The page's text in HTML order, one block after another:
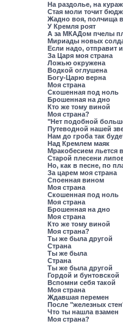
На раздолье, на
Стая моли точит
Жадно воя, полчища
У Кремля роят
А за МКАДом пчелы
Мириады новых
Если надо, отправит
За Царя моя страна
Ложью окружена
Водкой оглушена
Богу-Царю верна
Моя страна
Скошенная под ноль
Брошенная на дно
Кто же тому виной
Моя страна?
"Нет подобной
Путеводной нашей
Нам до гроба так
Над Кремлем маяк
Мракобесием льется
Старой плесени
Но, как в песне, по
За царем моя страна
Споенная вином
Моя страна
Скошенная под ноль
Моя страна
Брошенная на дно
Моя страна
Кто же тому виной
Моя страна?
Ты же была другой
Страна
Ты же была
Страна
Ты же была другой
Гордой и бунтовской
Вспомни себя такой
Моя страна
Ждавшая перемен
После "железных
Что ты нашла взамен
Моя страна?